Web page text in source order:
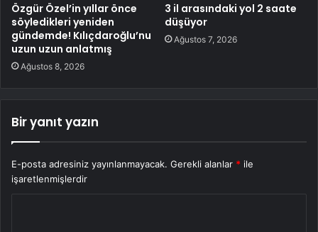
Özgür Özel’in yıllar önce
söyledikleri yeniden
gündemde! Kılıçdaroğlu’nu
uzun uzun anlatmış
Ağustos 8, 2026
3 il arasındaki yol 2 saate
düşüyor
Ağustos 7, 2026
Bir yanıt yazın
E-posta adresiniz yayınlanmayacak. Gerekli alanlar * ile
işaretlenmişlerdir